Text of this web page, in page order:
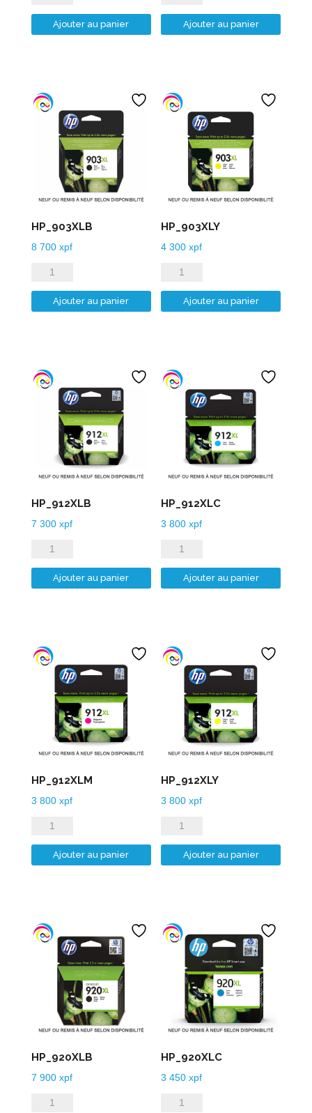
de
HP_903XLC
Ajouter au panier
de
HP_903XLM
Ajouter au panier
HP_903XLB
8 700 xpf
quantité
de
HP_903XLB
Ajouter au panier
HP_903XLY
4 300xpf
quantité
de
HP_903XLY
Ajouter au panier
HP_912XLB
7 300 xpf
quantité
de
HP_912XLB
Ajouter au panier
HP_912XLC
3 800xpf
quantité
de
HP_912XLC
Ajouter au panier
HP_912XLM
3 800 xpf
quantité
de
HP_912XLM
Ajouter au panier
HP_912XLY
3 800xpf
quantité
de
HP_912XLY
Ajouter au panier
HP_920XLB
7 900 xpf
quantité
HP_920XLC
3 450xpf
quantité